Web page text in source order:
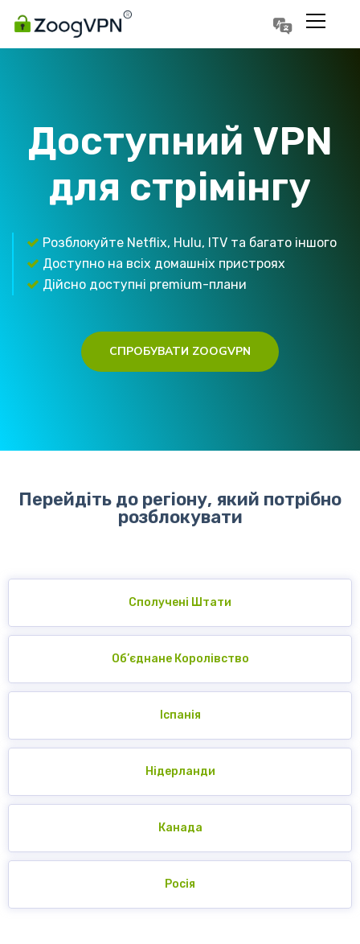
Доступний VPN
для стрімінгу
Розблокуйте Netflix, Hulu, ITV та багато іншого
Доступно на всіх домашніх пристроях
Дійсно доступні premium-плани
СПРОБУВАТИ ZOOGVPN
Перейдіть до регіону, який потрібно
розблокувати
Сполучені Штати
Об’єднане Королівство
Іспанія
Нідерланди
Канада
Росія